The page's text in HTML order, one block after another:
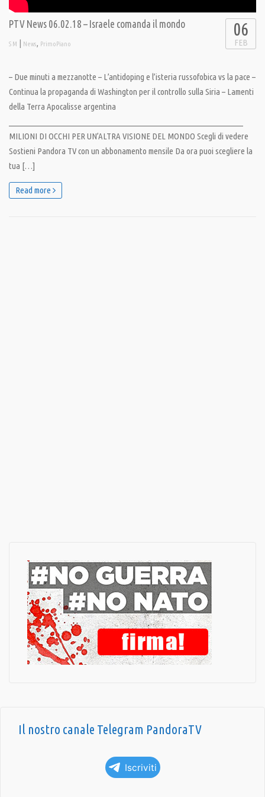
PTV News 06.02.18 – Israele comanda il mondo
S M | News, PrimoPiano
06
FEB
– Due minuti a mezzanotte – L’antidoping e l’isteria russofobica vs la pace –
Continua la propaganda di Washington per il controllo sulla Siria – Lamenti
della Terra Apocalisse argentina
MILIONI DI OCCHI PER UN’ALTRA VISIONE DEL MONDO Scegli di vedere
Sostieni Pandora TV con un abbonamento mensile Da ora puoi scegliere la
tua […]
Read more
Il nostro canale Telegram PandoraTV
Iscriviti